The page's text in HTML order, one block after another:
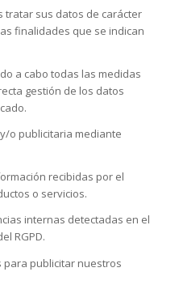
tratar sus datos de carácter
finalidades que se indican
a cabo todas las medidas
gestión de los datos
o publicitaria mediante
recibidas por el
o servicios.
internas detectadas en el
RGPD.
para publicitar nuestros